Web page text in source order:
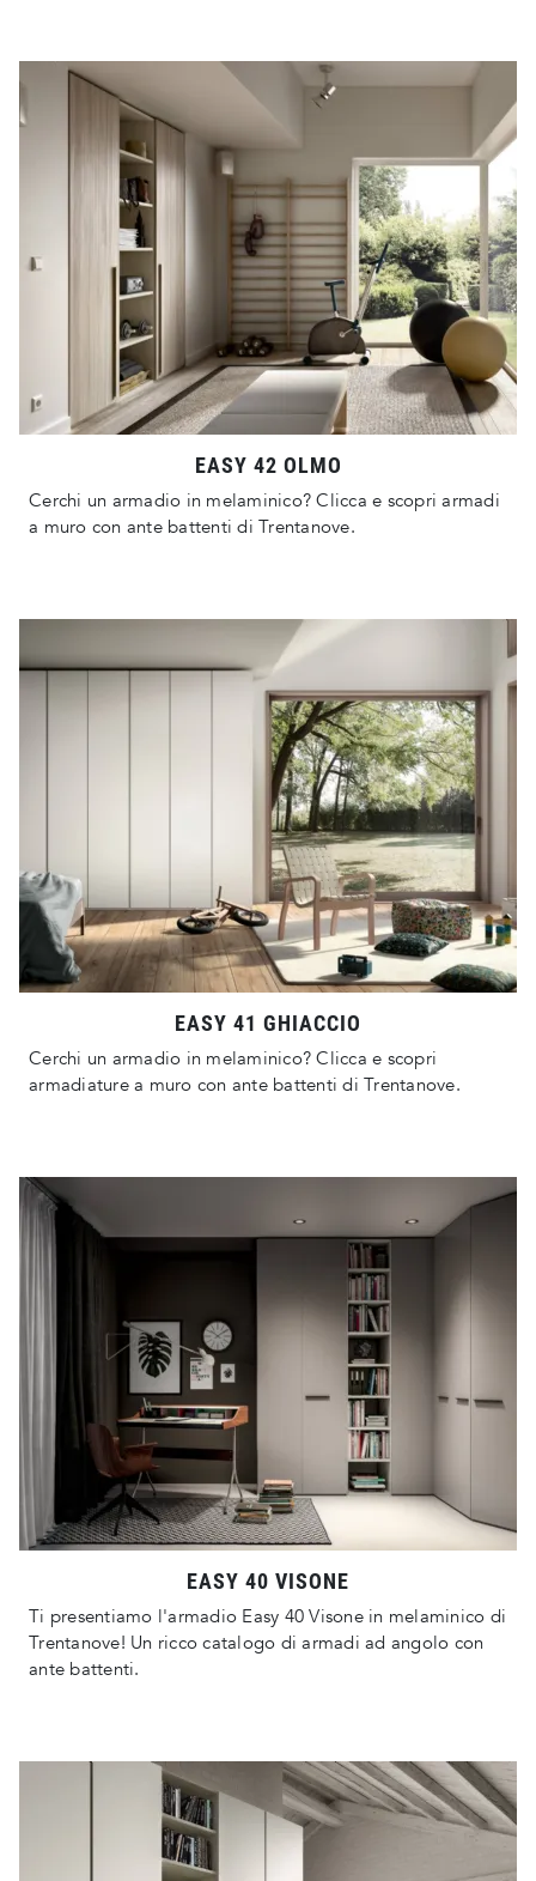
EASY 42 OLMO
Cerchi un armadio in melaminico? Clicca e scopri armadi
a muro con ante battenti di Trentanove.
EASY 41 GHIACCIO
Cerchi un armadio in melaminico? Clicca e scopri
armadiature a muro con ante battenti di Trentanove.
EASY 40 VISONE
Ti presentiamo l'armadio Easy 40 Visone in melaminico di
Trentanove! Un ricco catalogo di armadi ad angolo con
ante battenti.